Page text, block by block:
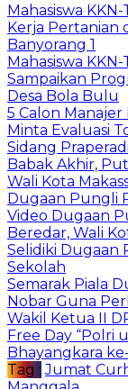
Mahasiswa
Kerja Pertanian
Banyorang 1
Mahasiswa
Sampaikan
Desa Bola Bulu
5 Calon
Minta Evaluasi
Sidang
Babak Akhir,
Wali Kota
Dugaan Pungli
Video Dugaan
Beredar, Wali
Selidiki Dugaan
Sekolah
Semarak Piala
Nobar Guna
Wakil Ketua II
Free Day “Polri
Bhayangkara
Tag : Jumat